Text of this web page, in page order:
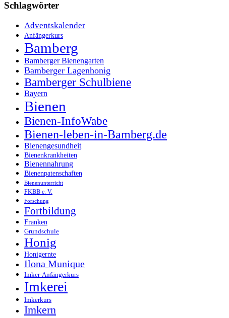
Schlagwörter
Adventskalender
Anfängerkurs
Bamberg
Bamberger Bienengarten
Bamberger Lagenhonig
Bamberger Schulbiene
Bayern
Bienen
Bienen-InfoWabe
Bienen-leben-in-Bamberg.de
Bienengesundheit
Bienenkrankheiten
Bienennahrung
Bienenpatenschaften
Bienenunterricht
FKBB e. V.
Forschung
Fortbildung
Franken
Grundschule
Honig
Honigernte
Ilona Munique
Imker-Anfängerkurs
Imkerei
Imkerkurs
Imkern